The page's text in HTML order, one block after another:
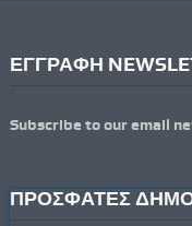
ΕΓΓΡΑΦΗ
Subscribe to our email
ΠΡΟΣΦΑΤΕΣ